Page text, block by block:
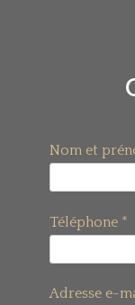
Nom et
Téléphone *
Adresse e-